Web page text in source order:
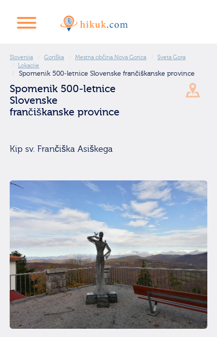
Slovenija Goriška Mestna občina Nova Gorica
Sveta Gora
Lokacije
Spomenik 500-letnice Slovenske frančiškanske province
Spomenik 500-letnice
Slovenske
frančiškanske province
Kip sv. Frančiška Asiškega